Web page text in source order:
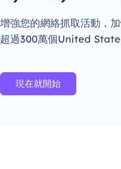
增強您的網絡抓取活動，
超過300萬個United
現在就開始